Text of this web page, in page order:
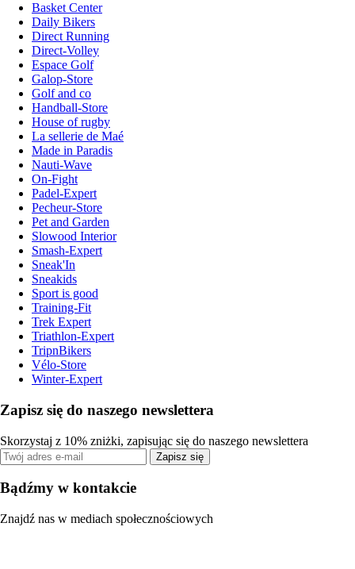
Basket Center
Daily Bikers
Direct Running
Direct-Volley
Espace Golf
Galop-Store
Golf and co
Handball-Store
House of rugby
La sellerie de Maé
Made in Paradis
Nauti-Wave
On-Fight
Padel-Expert
Pecheur-Store
Pet and Garden
Slowood Interior
Smash-Expert
Sneak'In
Sneakids
Sport is good
Training-Fit
Trek Expert
Triathlon-Expert
TripnBikers
Vélo-Store
Winter-Expert
Zapisz się do naszego newslettera
Skorzystaj z 10% zniżki, zapisując się do naszego newslettera
Zapisz się
Bądźmy w kontakcie
Znajdź nas w mediach społecznościowych